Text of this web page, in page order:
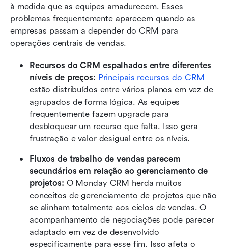
à medida que as equipes amadurecem. Esses
problemas frequentemente aparecem quando as
empresas passam a depender do CRM para
operações centrais de vendas.
Recursos do CRM espalhados entre diferentes
níveis de preços: Principais recursos do CRM
estão distribuídos entre vários planos em vez de
agrupados de forma lógica. As equipes
frequentemente fazem upgrade para
desbloquear um recurso que falta. Isso gera
frustração e valor desigual entre os níveis.
Fluxos de trabalho de vendas parecem
secundários em relação ao gerenciamento de
projetos: O Monday CRM herda muitos
conceitos de gerenciamento de projetos que não
se alinham totalmente aos ciclos de vendas. O
acompanhamento de negociações pode parecer
adaptado em vez de desenvolvido
especificamente para esse fim. Isso afeta o